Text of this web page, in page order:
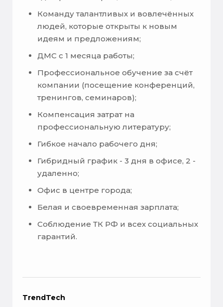
Команду талантливых и вовлечённых
людей, которые открыты к новым
идеям и предложениям;
ДМС с 1 месяца работы;
Профессиональное обучение за счёт
компании (посещение конференций,
тренингов, семинаров);
Компенсация затрат на
профессиональную литературу;
Гибкое начало рабочего дня;
Гибридный график - 3 дня в офисе, 2 -
удаленно;
Офис в центре города;
Белая и своевременная зарплата;
Соблюдение ТК РФ и всех социальных
гарантий.
TrendTech